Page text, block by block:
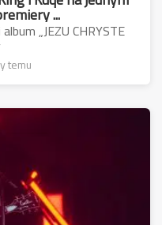
tracku w dniu premiery ...
„JEZU CHRYSTE
temu